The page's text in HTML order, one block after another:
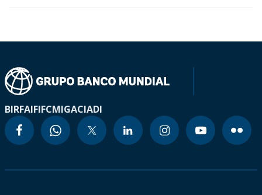
BIRFAIFIFCMIGACIADI